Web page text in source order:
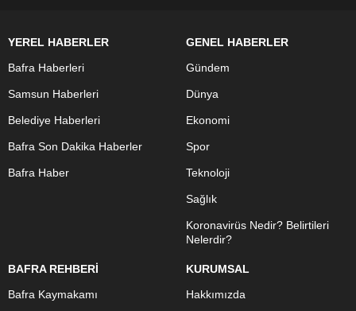
YEREL HABERLER
Bafra Haberleri
Samsun Haberleri
Belediye Haberleri
Bafra Son Dakika Haberler
Bafra Haber
GENEL HABERLER
Gündem
Dünya
Ekonomi
Spor
Teknoloji
Sağlık
Koronavirüs Nedir? Belirtileri
Nelerdir?
BAFRA REHBERİ
Bafra Kaymakamı
KURUMSAL
Hakkımızda